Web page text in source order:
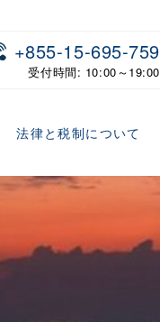
+855-15-695-759
受付時間: 10:00～19:00
法律と税制について